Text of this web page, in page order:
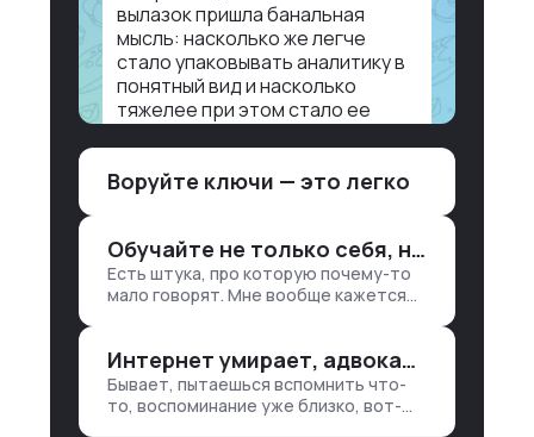
вылазок пришла банальная
мысль: насколько же легче
стало упаковывать аналитику в
понятный вид и насколько
тяжелее при этом стало ее
воспринимать.
Объясню в разрезе нашей
лет 15 назад, нужно было:
1. Собирать данные в одну базу и
разгребать их оттуда вручную:
проекту — все ручками
Воруйте ключи — это легко
Обучайте не только себя, но и клиентов
Есть штука, про которую почему-то
мало говорят. Мне вообще кажется
стороны. Ты что-то хватаешь у
клиента: е…
Интернет умирает, адвокаты и судьи в растерянности, а я хочу песню
Бывает, пытаешься вспомнить что-
то, воспоминание уже близко, вот-